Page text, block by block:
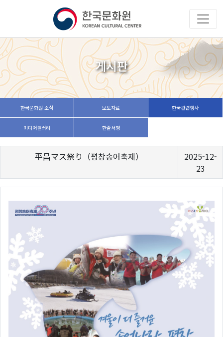
게시판
한국문화원 소식 보도자료 한국관련행사
미디어갤러리 한줄서평
平昌マス祭り（평창송어축제）
2025-12-
23